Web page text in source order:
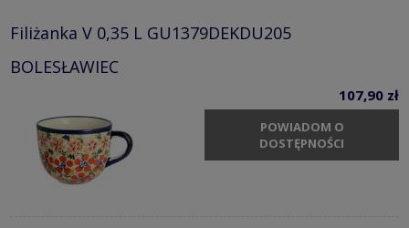
Filiżanka V 0,35 L GU1379DEKDU205
BOLESŁAWIEC
107,90 zł
POWIADOM O
DOSTĘPNOŚCI